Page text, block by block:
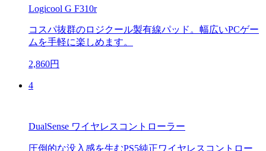
Logicool G F310r
コスパ抜群のロジクール製有線パッド。幅広いPCゲー
ムを手軽に楽しめます。
2,860円
4
DualSense ワイヤレスコントローラー
圧倒的な没入感を生むPS5純正ワイヤレスコントロー